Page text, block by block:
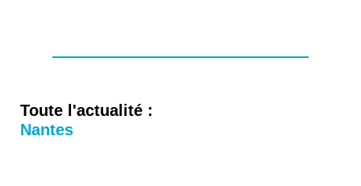
Toute l'actualité :
Nantes